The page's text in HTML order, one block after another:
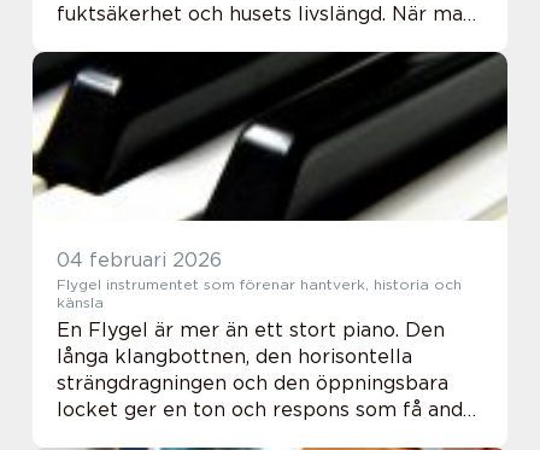
fuktsäkerhet och husets livslängd. När man
behöver man förstå både markens
förutsättningar och de o...
04 februari 2026
Flygel instrumentet som förenar hantverk, historia och
känsla
En Flygel är mer än ett stort piano. Den
långa klangbottnen, den horisontella
strängdragningen och den öppningsbara
locket ger en ton och respons som få andra